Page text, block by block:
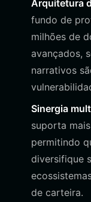
Arquitetura
fundo de
milhões de
avançados,
narrativos
Sinergia
suporta
permitindo
diversifique
de carteira.